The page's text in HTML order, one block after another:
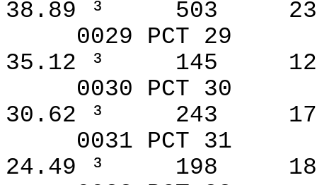
38.89 ³
503
0029 PCT 29
35.12 ³
145
0030 PCT 30
30.62 ³
243
0031 PCT 31
24.49 ³
198